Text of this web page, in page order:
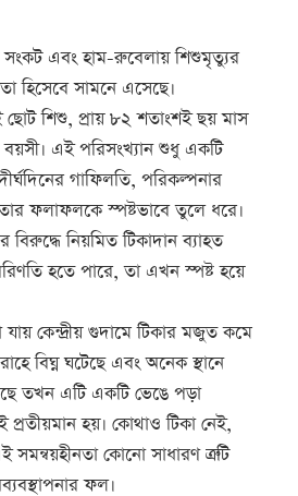
সংকট এবং হাম-রুবেলায় শিশুমৃত্যুর
হিসেবে সামনে এসেছে।
শিশু, প্রায় ৮২ শতাংশই ছয় মাস
এই পরিসংখ্যান শুধু একটি
গাফিলতি, পরিকল্পনার
ফলাফলকে স্পষ্টভাবে তুলে ধরে।
নিয়মিত টিকাদান ব্যাহত
হতে পারে, তা এখন স্পষ্ট হয়ে
কেন্দ্রীয় গুদামে টিকার মজুত কমে
বিঘ্ন ঘটেছে এবং অনেক স্থানে
তখন এটি একটি ভেঙে পড়া
প্রতীয়মান হয়। কোথাও টিকা নেই,
কোনো সাধারণ ত্রুটি
ফল।